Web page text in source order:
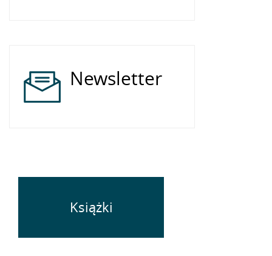
Newsletter
Książki